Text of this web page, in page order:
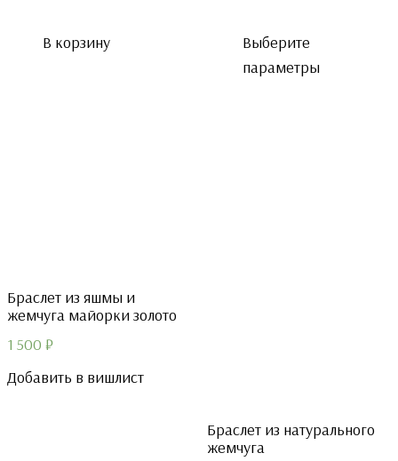
В корзину
Браслет из яшмы и
жемчуга майорки золото
1 500 ₽
Добавить в вишлист
Выберите
параметры
Браслет из натурального
жемчуга